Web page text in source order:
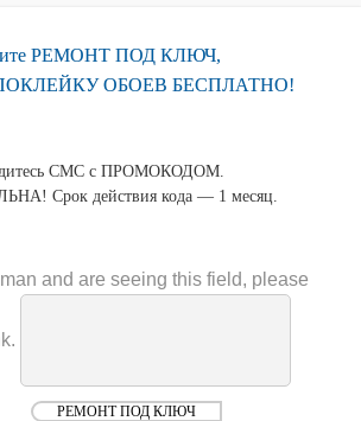
РЕМОНТ ПОД КЛЮЧ,
ПОКЛЕЙКУ ОБОЕВ БЕСПЛАТНО!
СМС с ПРОМОКОДОМ.
Срок действия кода — 1 месяц.
and are seeing this field, please
РЕМОНТ ПОД КЛЮЧ